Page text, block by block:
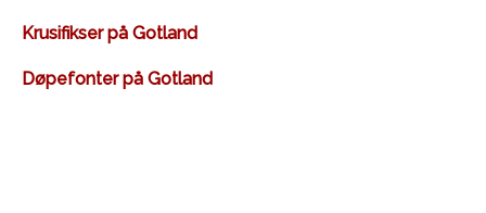
Krusifikser på Gotland
Døpefonter på Gotland